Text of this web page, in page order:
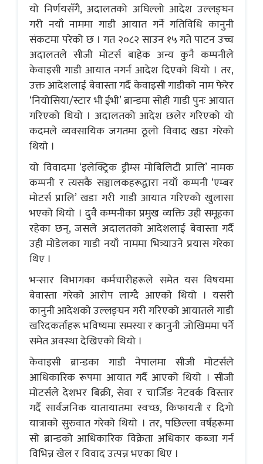
यो निर्णयसँगै, अदालतको अघिल्लो आदेश उल्लङ्घन
गरी नयाँ नाममा गाडी आयात गर्ने गतिविधि कानुनी
संकटमा परेको छ । गत २०८२ साउन १५ गते पाटन उच्च
अदालतले सीजी मोटर्स बाहेक अन्य कुनै कम्पनीले
केवाइसी गाडी आयात नगर्न आदेश दिएको थियो । तर,
उक्त आदेशलाई बेवास्ता गर्दै केवाइसी गाडीको नाम फेरेर
‘नियोसिया/स्टार भी ईभी’ ब्रान्डमा सोही गाडी पुनः आयात
गरिएको थियो । अदालतको आदेश छलेर गरिएको यो
कदमले व्यवसायिक जगतमा ठूलो विवाद खडा गरेको
थियो ।
यो विवादमा ‘इलेक्ट्रिक ड्रीम्स मोबिलिटी प्रालि’ नामक
कम्पनी र त्यसकै सञ्चालकहरूद्वारा नयाँ कम्पनी ‘एम्बर
मोटर्स प्रालि’ खडा गरी गाडी आयात गरिएको खुलासा
भएको थियो । दुवै कम्पनीका प्रमुख व्यक्ति उही समूहका
रहेका छन्, जसले अदालतको आदेशलाई बेवास्ता गर्दै
उही मोडेलका गाडी नयाँ नाममा भित्र्याउने प्रयास गरेका
थिए ।
भन्सार विभागका कर्मचारीहरूले समेत यस विषयमा
बेवास्ता गरेको आरोप लाग्दै आएको थियो । यसरी
कानुनी आदेशको उल्लङ्घन गरी गरिएको आयातले गाडी
खरिदकर्ताहरू भविष्यमा समस्या र कानुनी जोखिममा पर्ने
समेत अवस्था देखिएको थियो ।
केवाइसी ब्रान्डका गाडी नेपालमा सीजी मोटर्सले
आधिकारिक रूपमा आयात गर्दै आएको थियो । सीजी
मोटर्सले देशभर बिक्री, सेवा र चार्जिङ नेटवर्क विस्तार
गर्दै सार्वजनिक यातायातमा स्वच्छ, किफायती र दिगो
यात्राको सुरुवात गरेको थियो । तर, पछिल्ला वर्षहरूमा
सो ब्रान्डको आधिकारिक विक्रेता अधिकार कब्जा गर्न
विभिन्न खेल र विवाद उत्पन्न भएका थिए ।